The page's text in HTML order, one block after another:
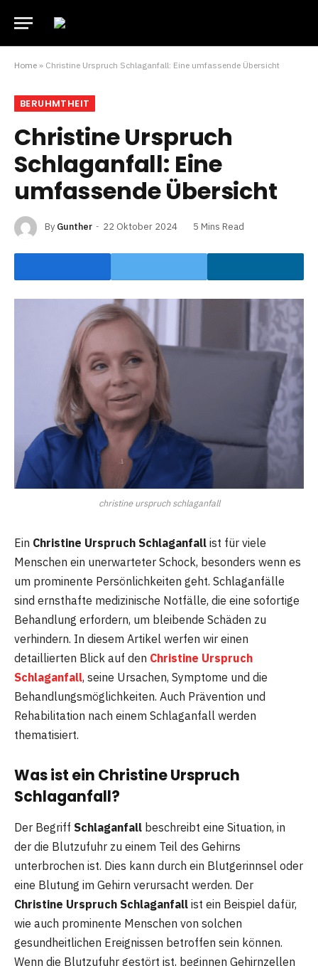
Home » Christine Urspruch Schlaganfall: Eine umfassende Übersicht
BERUHMTHEIT
Christine Urspruch
Schlaganfall: Eine
umfassende Übersicht
By Gunther 22 Oktober 2024 5 Mins Read
christine urspruch schlaganfall
Ein Christine Urspruch Schlaganfall ist für viele
Menschen ein unerwarteter Schock, besonders wenn es
um prominente Persönlichkeiten geht. Schlaganfälle
sind ernsthafte medizinische Notfälle, die eine sofortige
Behandlung erfordern, um bleibende Schäden zu
verhindern. In diesem Artikel werfen wir einen
detaillierten Blick auf den Christine Urspruch
Schlaganfall, seine Ursachen, Symptome und die
Behandlungsmöglichkeiten. Auch Prävention und
Rehabilitation nach einem Schlaganfall werden
thematisiert.
Was ist ein Christine Urspruch
Schlaganfall?
Der Begriff Schlaganfall beschreibt eine Situation, in
der die Blutzufuhr zu einem Teil des Gehirns
unterbrochen ist. Dies kann durch ein Blutgerinnsel oder
eine Blutung im Gehirn verursacht werden. Der
Christine Urspruch Schlaganfall ist ein Beispiel dafür,
wie auch prominente Menschen von solchen
gesundheitlichen Ereignissen betroffen sein können.
Wenn die Blutzufuhr gestört ist, beginnen Gehirnzellen